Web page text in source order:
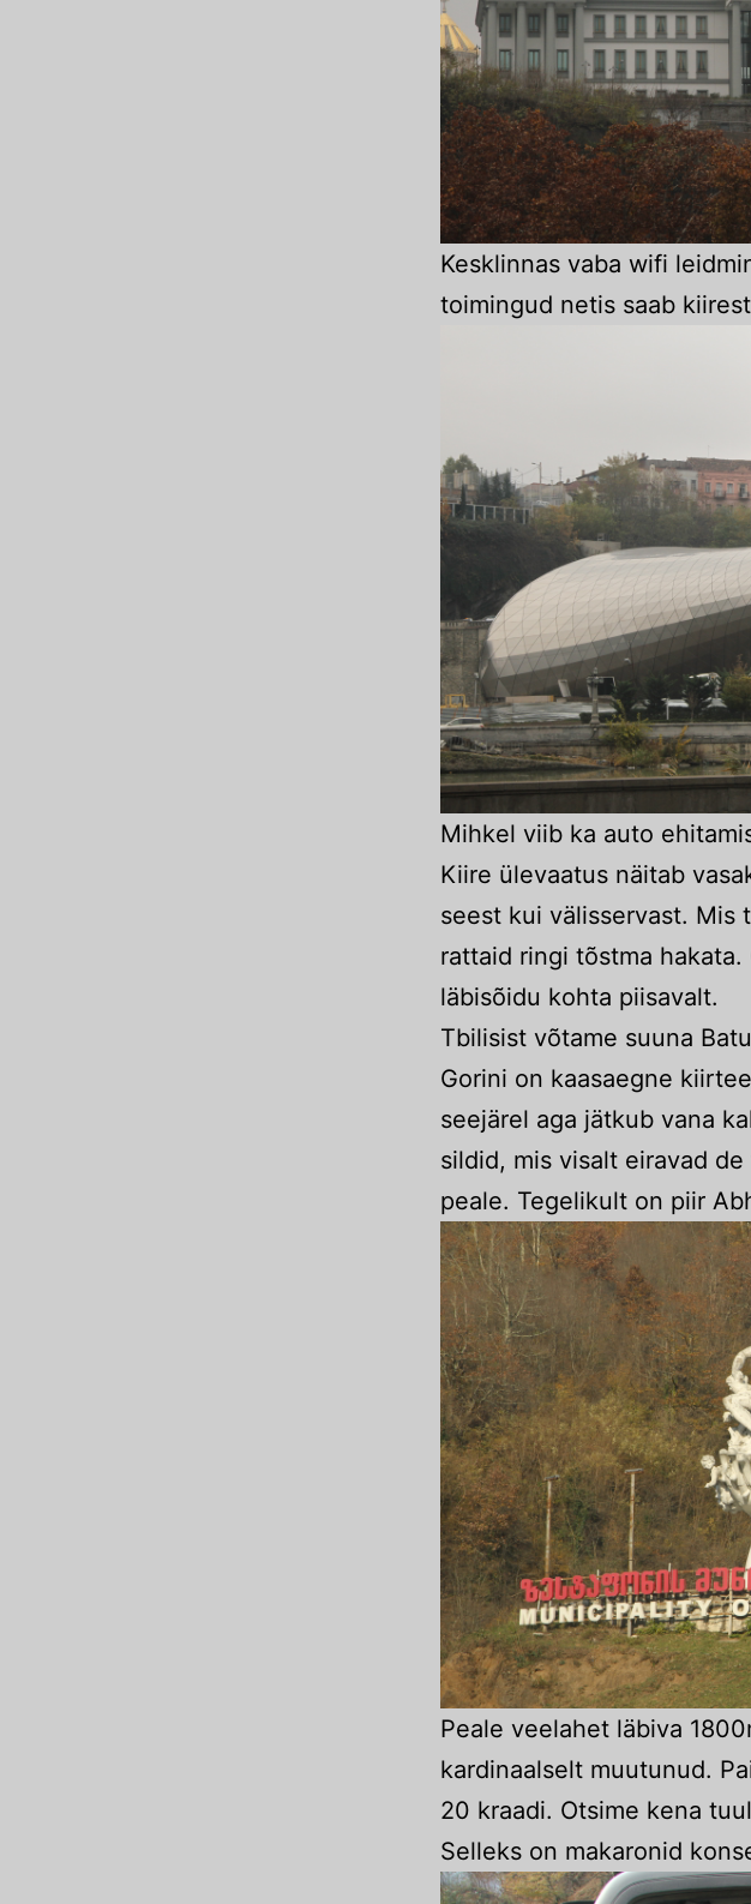
Kesklinnas vaba wifi
toimingud netis saab
Mihkel viib ka auto
Kiire ülevaatus näitab
seest kui välisservast. Mis
rattaid ringi tõstma
läbisõidu kohta piisavalt.
Tbilisist võtame suuna
Gorini on kaasaegne
seejärel aga jätkub vana
sildid, mis visalt eiravad
peale. Tegelikult on piir
Peale veelahet läbiva
kardinaalselt muutunud.
20 kraadi. Otsime kena
Selleks on makaronid